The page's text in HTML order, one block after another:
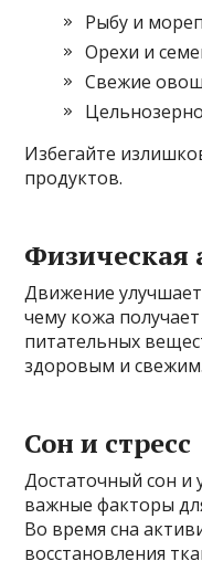
Рыбу и
Орехи и
Свежие
Избегайте
продуктов.
Физическая
Движение
чему кожа
питательных
здоровым и свежим.
Сон и стресс
Достаточный сон и
важные факторы
Во время сна
восстановления